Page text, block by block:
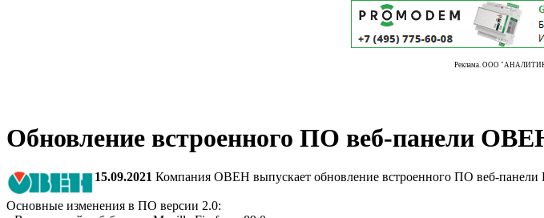
Реклама. ООО
Обновление встроенного ПО веб-панели
15.09.2021 Компания ОВЕН выпускает обновление встроенного ПО веб-панели
Основные изменения в ПО версии 2.0: